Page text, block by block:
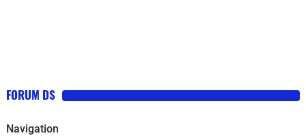
FORUM DS
Navigation